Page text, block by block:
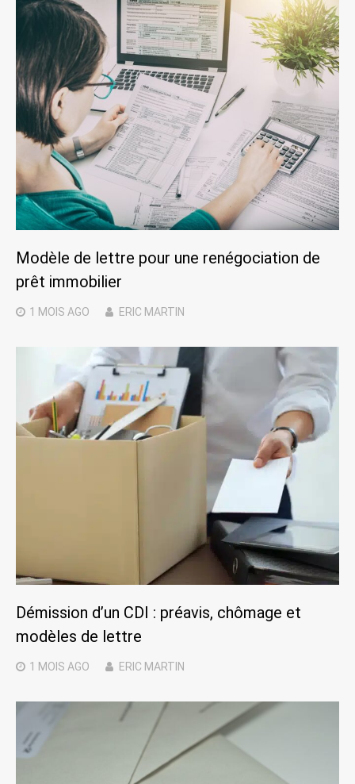
Modèle de lettre pour une renégociation de
prêt immobilier
1 MOIS AGO ERIC MARTIN
Démission d’un CDI : préavis, chômage et
modèles de lettre
1 MOIS AGO ERIC MARTIN